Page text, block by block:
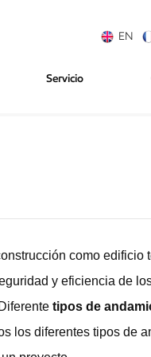
EN
Servicio
como edificio
y eficiencia de
tipos de
los diferentes tipos de